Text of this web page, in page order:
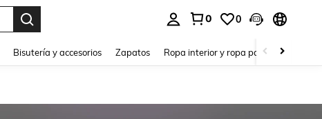
0 0
Bisutería y accesorios Zapatos Ropa interior y ropa para dormir